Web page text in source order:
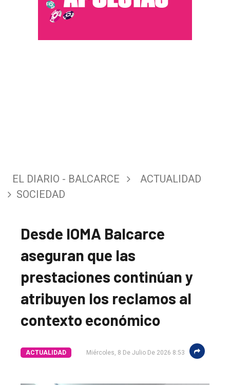
EL DIARIO - BALCARCE
ACTUALIDAD
SOCIEDAD
Desde IOMA Balcarce
aseguran que las
prestaciones continúan y
atribuyen los reclamos al
contexto económico
ACTUALIDAD Miércoles, 8 De Julio De 2026 8:53